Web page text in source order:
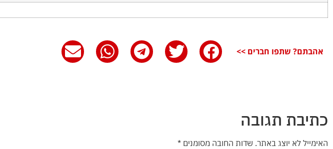
אהבתם? שתפו חברים >>
כתיבת תגובה
האימייל לא יוצג באתר. שדות החובה מסומנים *